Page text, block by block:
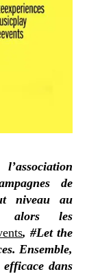
de
niveau au
alors les
, #Let the
Ensemble,
dans